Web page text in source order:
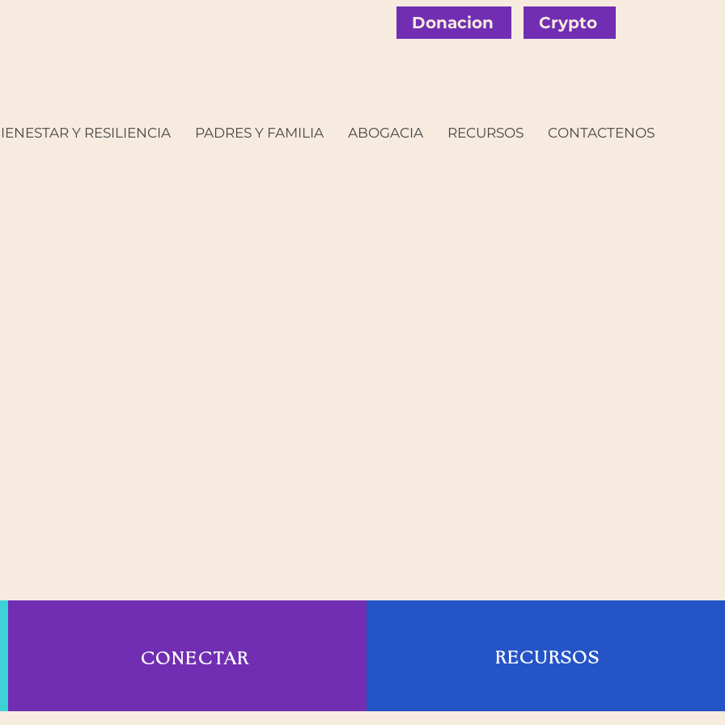
Donacion Crypto
Y RESILIENCIA PADRES Y FAMILIA ABOGACIA RECURSOS CONTACTENOS
CONECTAR RECURSOS